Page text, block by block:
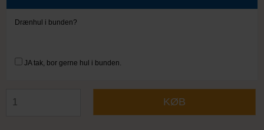
Drænhul i bunden?
JA tak, bor gerne hul i bunden.
KØB